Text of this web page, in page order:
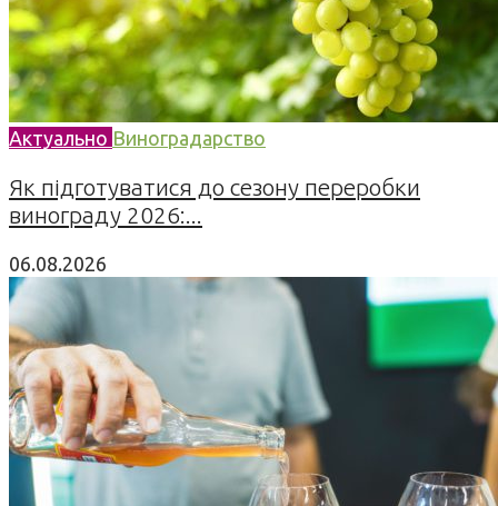
Актуально Виноградарство
Як підготуватися до сезону переробки
винограду 2026:...
06.08.2026